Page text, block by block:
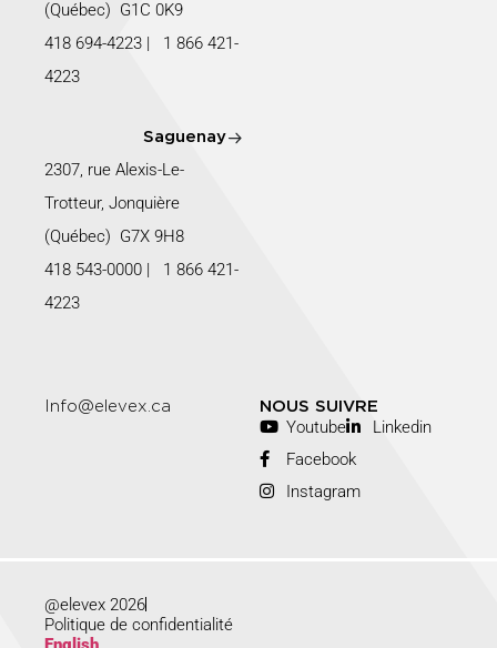
(Québec) G1C 0K9
418 694-4223 | 1 866 421-
4223
Saguenay
2307, rue Alexis-Le-
Trotteur, Jonquière
(Québec) G7X 9H8
418 543-0000 | 1 866 421-
4223
Info@elevex.ca NOUS SUIVRE
Youtube
Linkedin
Facebook
Instagram
@elevex 2026
Politique de confidentialité